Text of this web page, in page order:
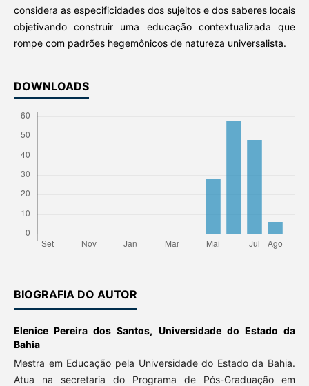
considera as especificidades dos sujeitos e dos saberes locais
objetivando construir uma educação contextualizada que
rompe com padrões hegemônicos de natureza universalista.
DOWNLOADS
BIOGRAFIA DO AUTOR
Elenice Pereira dos Santos, Universidade do Estado da
Bahia
Mestra em Educação pela Universidade do Estado da Bahia.
Atua na secretaria do Programa de Pós-Graduação em